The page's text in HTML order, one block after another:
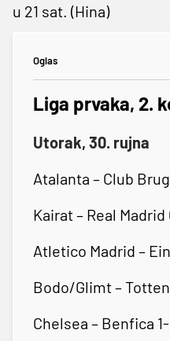
u 21 sat. (Hina)
Oglas
Liga prvaka, 2.
Utorak, 30. rujna
Atalanta – Club
Kairat – Real Madrid
Atletico Madrid –
Bodo/Glimt –
Chelsea – Benfica